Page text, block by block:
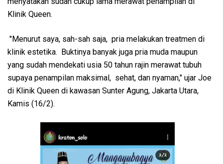
Klinik Queen.
"Menurut saya, sah-sah saja, pria melakukan treatmen di
klinik estetika. Buktinya banyak juga pria muda maupun
yang sudah mendekati usia 50 tahun rajin merawat tubuh
supaya penampilan maksimal, sehat, dan nyaman," ujar Joe
di Klinik Queen di kawasan Sunter Agung, Jakarta Utara,
Kamis (16/2).